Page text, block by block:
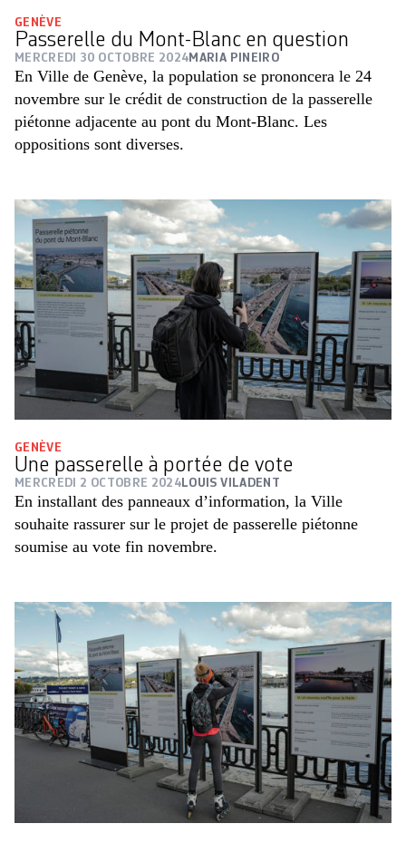
GENÈVE
Passerelle du Mont-Blanc en question
MERCREDI 30 OCTOBRE 2024 MARIA PINEIRO
En Ville de Genève, la population se prononcera le 24
novembre sur le crédit de construction de la passerelle
piétonne adjacente au pont du Mont-Blanc. Les
oppositions sont diverses.
GENÈVE
Une passerelle à portée de vote
MERCREDI 2 OCTOBRE 2024 LOUIS VILADENT
En installant des panneaux d’information, la Ville
souhaite rassurer sur le projet de passerelle piétonne
soumise au vote fin novembre.